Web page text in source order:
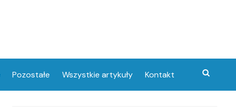
Pozostałe Wszystkie artykuły Kontakt